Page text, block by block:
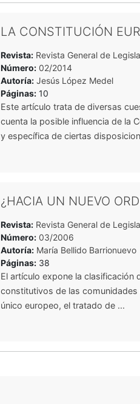
LA CONSTITUCIÓN
Revista: Revista General de
Número: 02/2014
Autoría: Jesús López Medel
Páginas: 10
Este artículo trata de diversas
cuenta la posible influencia de la
y específica de ciertas
¿HACIA UN NUEVO
Revista: Revista General de
Número: 03/2006
Autoría: María Bellido Barrionuevo
Páginas: 38
El artículo expone la
constitutivos de las
único europeo, el tratado de ...